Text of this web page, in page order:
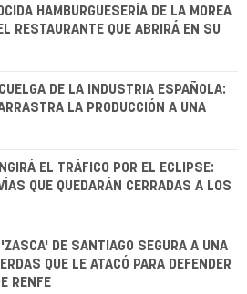
HAMBURGUESERÍA DE LA MOREA
RESTAURANTE QUE ABRIRÁ EN SU
DE LA INDUSTRIA ESPAÑOLA:
LA PRODUCCIÓN A UNA
EL TRÁFICO POR EL ECLIPSE:
QUE QUEDARÁN CERRADAS A LOS
DE SANTIAGO SEGURA A UNA
QUE LE ATACÓ PARA DEFENDER
RENFE